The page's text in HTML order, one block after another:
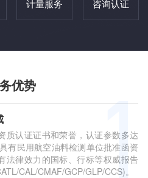
计量服务 咨询认证
优势
质认证证书和荣誉，认证参数多达
有民用航空油料检测单位批准函资
法律效力的国标、行标等权威报告
CAL/CMAF/GCP/GLP/CCS)。